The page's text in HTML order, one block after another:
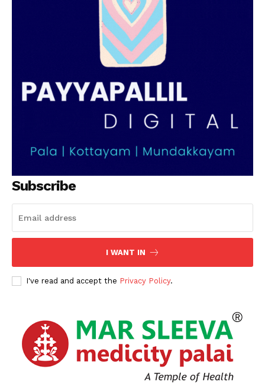
SUBSCRIBE NOW
PALA VISION
About
My account
Subscribe
I WANT IN
I've read and accept the Privacy Policy.